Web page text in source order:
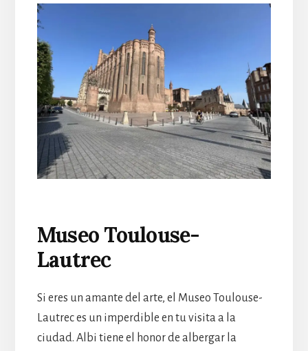
Museo Toulouse-
Lautrec
Si eres un amante del arte, el Museo Toulouse-
Lautrec es un imperdible en tu visita a la
ciudad. Albi tiene el honor de albergar la